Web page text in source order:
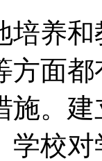
培养
方面
施。
学校